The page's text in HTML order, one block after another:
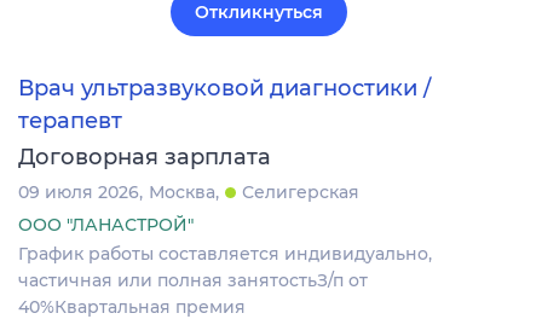
Откликнуться
Врач ультразвуковой диагностики /
терапевт
Договорная зарплата
09 июля 2026 Москва
Селигерская
ООО "ЛАНАСТРОЙ"
График работы составляется индивидуально,
частичная или полная занятостьЗ/п от
40%Квартальная премия